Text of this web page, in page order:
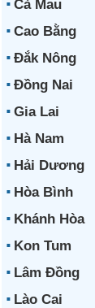
Cà Mau
Cao Bằng
Đắk Nông
Đồng Nai
Gia Lai
Hà Nam
Hải Dương
Hòa Bình
Khánh Hòa
Kon Tum
Lâm Đồng
Lào Cai